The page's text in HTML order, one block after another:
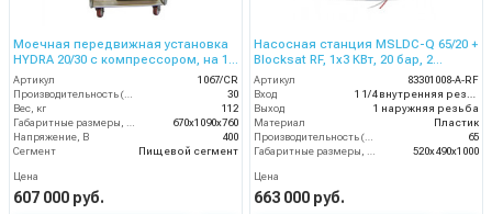
Моечная передвижная установка
HYDRA 20/30 с компрессором, на 1
оператора, 20 бар, 30 л/мин.
Артикул
1067/CR
Производительность (л/мин)
30
Вес, кг
112
Габаритные размеры, мм
670x1090x760
Напряжение, В
400
Сегмент
Пищевой сегмент
Цена
607 000 руб.
Насосная станция MSLDC-Q 65/20 +
Blocksat RF, 1x3 КВт, 20 бар, 2
пользователя
Артикул
83301008-A-RF
Вход
1 1/4 внутренняя резьба
Выход
1 наружняя резьба
Материал
Пластик
Производительность (л/мин)
65
Габаритные размеры, мм
520x490x1000
Цена
663 000 руб.